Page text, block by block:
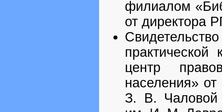
филиалом
от директора
центр
населения»
З. В. Чаловой